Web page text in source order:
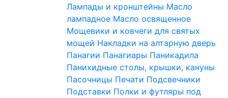
Лампады и кронштейны Масло
лампадное Масло освященное
Мощевики и ковчеги для святых
мощей Накладки на алтарную дверь
Панагии Панагиары Паникадила
Панихидные столы, крышки, кануны
Пасочницы Печати Подсвечники
Подставки Полки и футляры под